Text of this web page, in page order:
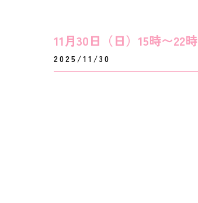
11月30日（日）15時〜22時
2025/11/30